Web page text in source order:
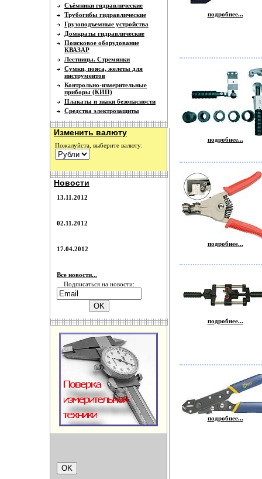
Съёмники гидравлические
Трубогибы гидравлические
Грузоподъемные устройства
Домкраты гидравлические
Поисковое оборудование
КВАЗАР
Лестницы. Стремянки
Сумки, пояса, желеты для
инструментов
Контрольно-измерительные
приборы (КИП)
Плакаты и знаки безопасности
Средства электрозащиты
Изменить валюту
Пожалуйста, выберите валюту:
Новости
13.11.2012
02.11.2012
17.04.2012
Все новости...
Подписаться на новости:
подробнее...
подробнее...
подробнее...
подробнее...
подробнее...